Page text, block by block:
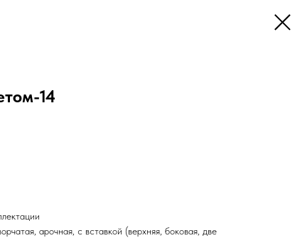
14
арочная, с вставкой (верхняя, боковая, две